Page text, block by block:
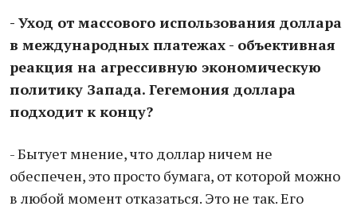
- Уход от массового использования доллара
в международных платежах - объективная
реакция на агрессивную экономическую
политику Запада. Гегемония доллара
подходит к концу?
- Бытует мнение, что доллар ничем не
обеспечен, это просто бумага, от которой можно
в любой момент отказаться. Это не так. Его